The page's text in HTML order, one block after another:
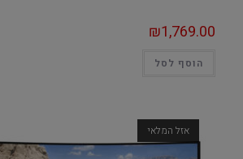
₪1,769.00
הוסף לסל
אזל המלאי